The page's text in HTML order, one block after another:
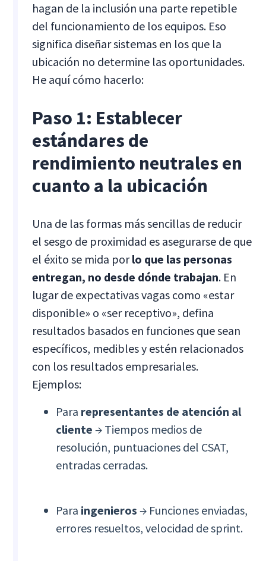
hagan de la inclusión una parte repetible
del funcionamiento de los equipos. Eso
significa diseñar sistemas en los que la
ubicación no determine las oportunidades.
He aquí cómo hacerlo:
Paso 1: Establecer
estándares de
rendimiento neutrales en
cuanto a la ubicación
Una de las formas más sencillas de reducir
el sesgo de proximidad es asegurarse de que
el éxito se mida porlo que las personas
entregan, no desde dónde trabajan. En
lugar de expectativas vagas como «estar
disponible» o «ser receptivo», defina
resultados basados en funciones que sean
específicos, medibles y estén relacionados
con los resultados empresariales.
Ejemplos:
Para representantes de atención al
cliente → Tiempos medios de
resolución, puntuaciones del CSAT,
entradas cerradas.
Para ingenieros → Funciones enviadas,
errores resueltos, velocidad de sprint.